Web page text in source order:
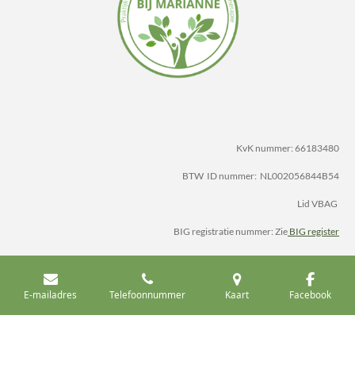
KvK nummer: 66183480
BTW ID nummer: NL002056844B54
Lid VBAG
BIG registratie nummer: Zie BIG register
AGB codes : Zie websiteVektis
Registertherapeut BCZ®
E-mailadres Telefoonnummer Kaart Facebook